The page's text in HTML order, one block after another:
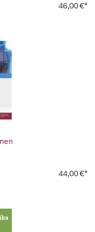
46,00 €*
44,00 €*